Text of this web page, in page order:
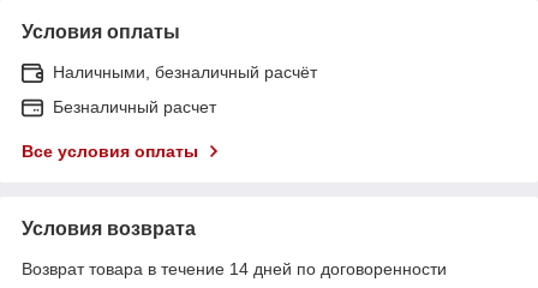
Условия оплаты
Наличными, безналичный расчёт
Безналичный расчет
Все условия оплаты
Условия возврата
Возврат товара в течение 14 дней по договоренности